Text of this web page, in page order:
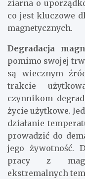
ziarna o
co jest kluczowe
magnetycznych.
Degradacja
pomimo swojej
są wiecznym
trakcie
czynnikom
życie użytkowe.
działanie
prowadzić do
jego żywotność.
pracy z
ekstremalnych